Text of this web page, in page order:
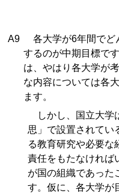
A9
各大学が6年間でど
するのが中期目標で
は、やはり各大学が
な内容については各
ます。
しかし、国立大学
思」で設置されてい
る教育研究や必要な
責任をもたなければ
が国の組織であった
す。仮に、各大学が